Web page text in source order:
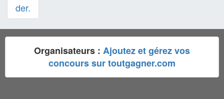
der.
Organisateurs : Ajoutez et gérez vos
concours sur toutgagner.com